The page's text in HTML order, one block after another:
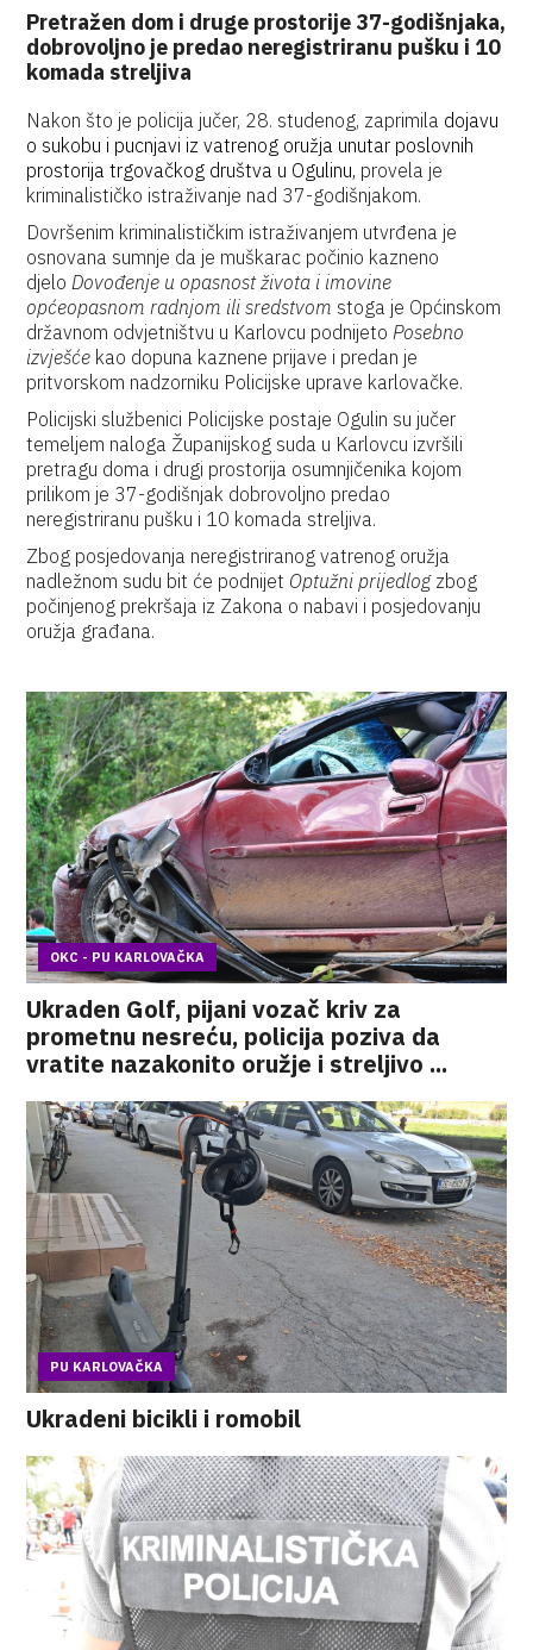
Pretražen dom i druge prostorije 37-godišnjaka,
dobrovoljno je predao neregistriranu pušku i 10
komada streljiva
Nakon što je policija jučer, 28. studenog, zaprimila dojavu
o sukobu i pucnjavi iz vatrenog oružja unutar poslovnih
prostorija trgovačkog društva u Ogulinu, provela je
kriminalističko istraživanje nad 37-godišnjakom.
Dovršenim kriminalističkim istraživanjem utvrđena je
osnovana sumnje da je muškarac počinio kazneno
djeloDovođenje u opasnost života i imovine
općeopasnom radnjom ili sredstvom stoga je Općinskom
državnom odvjetništvu u Karlovcu podnijetoPosebno
izvješće kao dopuna kaznene prijave i predan je
pritvorskom nadzorniku Policijske uprave karlovačke.
Policijski službenici Policijske postaje Ogulin su jučer
temeljem naloga Županijskog suda u Karlovcu izvršili
pretragu doma i drugi prostorija osumnjičenika kojom
prilikom je 37-godišnjak dobrovoljno predao
neregistriranu pušku i 10 komada streljiva.
Zbog posjedovanja neregistriranog vatrenog oružja
nadležnom sudu bit će podnijet Optužni prijedlogzbog
počinjenog prekršaja iz Zakona o nabavi i posjedovanju
oružja građana.
OKC - PU KARLOVAČKA
Ukraden Golf, pijani vozač kriv za
prometnu nesreću, policija poziva da
vratite nazakonito oružje i streljivo ...
PU KARLOVAČKA
Ukradeni bicikli i romobil